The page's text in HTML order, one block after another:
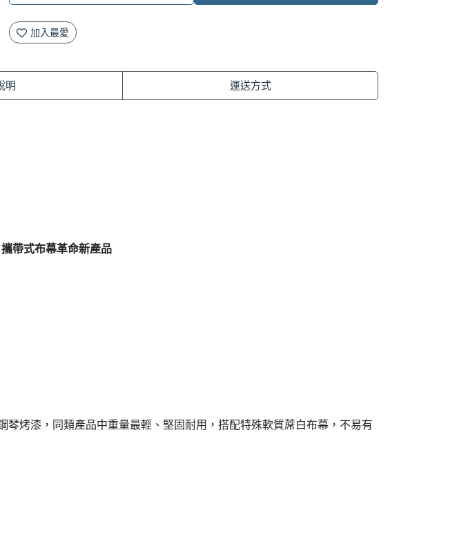
加入最愛
明 運送方式
帶式布幕革命新產品
烤漆，同類產品中重量最輕、堅固耐用，搭配特殊軟質蓆白布幕，不易有